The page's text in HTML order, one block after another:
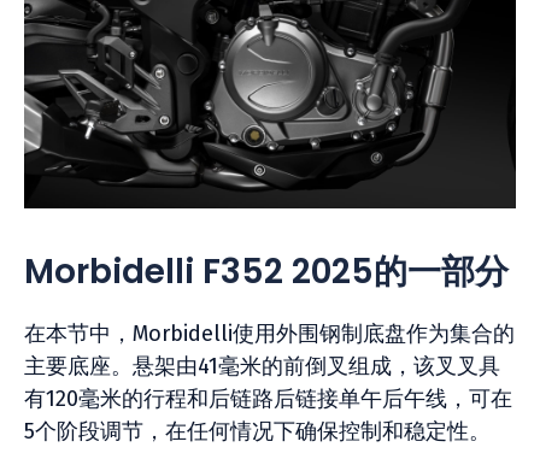
Morbidelli F352 2025的一部分
在本节中，Morbidelli使用外围钢制底盘作为集合的
主要底座。悬架由41毫米的前倒叉组成，该叉叉具
有120毫米的行程和后链路后链接单午后午线，可在
5个阶段调节，在任何情况下确保控制和稳定性。